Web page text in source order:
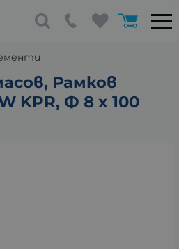
Рамков
KPR, Ф 8 x 100